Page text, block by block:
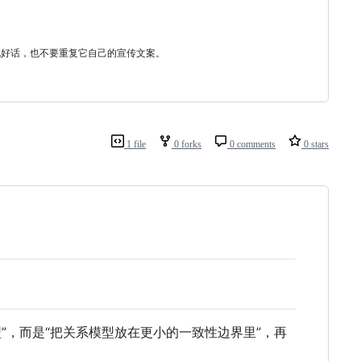
话，也不要重复它自己的宣传文案。
1 file 0 forks 0 comments 0 stars
而是“把关系模型放在更小的一致性边界里”，再